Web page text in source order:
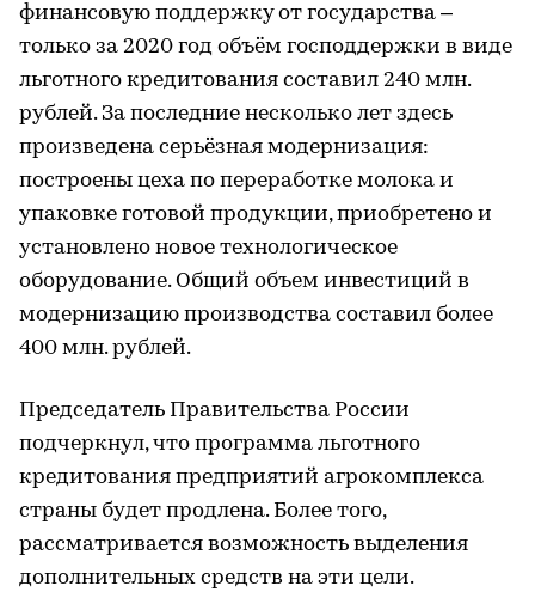
финансовую поддержку от государства –
только за 2020 год объём господдержки в виде
льготного кредитования составил 240 млн.
рублей. За последние несколько лет здесь
произведена серьёзная модернизация:
построены цеха по переработке молока и
упаковке готовой продукции, приобретено и
установлено новое технологическое
оборудование. Общий объем инвестиций в
модернизацию производства составил более
400 млн. рублей.
Председатель Правительства России
подчеркнул, что программа льготного
кредитования предприятий агрокомплекса
страны будет продлена. Более того,
рассматривается возможность выделения
дополнительных средств на эти цели.